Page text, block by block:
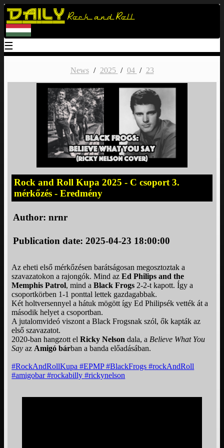
Daily Rock and Roll
☰
News / 2025 / 04 / 23
Rock and Roll Kupa 2025 - C csoport 3.
mérkőzés - Eredmény
Author:nrnr
Publication date: 2025-04-23 18:00:00
Az eheti első mérkőzésen barátságosan megosztoztak a
szavazatokon a rajongók. Mind azEd Philips and the
Memphis Patrol, mind aBlack Frogs 2-2-t kapott. Így a
csoportkörben 1-1 ponttal lettek gazdagabbak.
Két holtversennyel a hátuk mögött így Ed Philipsék vették át a
második helyet a csoportban.
A jutalomvideó viszont a Black Frogsnak szól, ők kapták az
első szavazatot.
2020-ban hangzott elRicky Nelson dala, a Believe What You
Say az Amigó bárban a banda előadásában.
#RockAndRollKupa#EPMP#BlackFrogs#rockAndRoll
#amigobar#rockabilly#rickynelson